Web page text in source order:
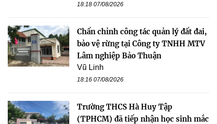
18:18 07/08/2026
Chấn chỉnh công tác quản lý đất đai,
bảo vệ rừng tại Công ty TNHH MTV
Lâm nghiệp Bảo Thuận
Vũ Linh
18:16 07/08/2026
Trường THCS Hà Huy Tập
(TPHCM) đã tiếp nhận học sinh mắc